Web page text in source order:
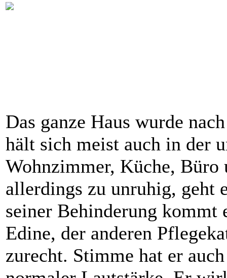
Das ganze Haus wurde
hält sich meist auch in der
Wohnzimmer, Küche, Büro
allerdings zu unruhig, geht
seiner Behinderung
Edine, der anderen
zurecht. Stimme hat er